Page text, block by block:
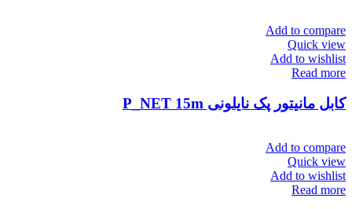
Add to compare
Quick view
Add to wishlist
Read more
کابل مانیتور پک نایلونی P_NET 15m
Add to compare
Quick view
Add to wishlist
Read more